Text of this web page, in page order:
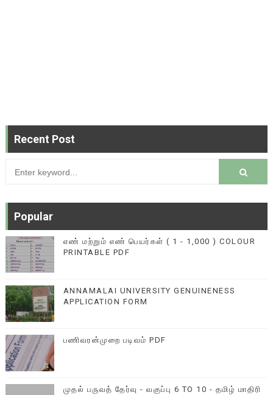
Recent Post
Popular
எண் மற்றும் எண் பெயர்கள் ( 1 - 1,000 ) COLOUR
PRINTABLE PDF
ANNAMALAI UNIVERSITY GENUINENESS
APPLICATION FORM
பணிவரன்முறை படிவம் PDF
முதல் பருவத் தேர்வு - வகுப்பு 6 TO 10 - தமிழ் மாதிரி